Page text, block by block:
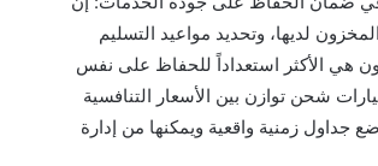
لديها، وتحديد مواعيد التسليم
هي الأكثر استعداداً للحفاظ على نفس
شحن توازن بين الأسعار التنافسية
جداول زمنية واقعية ويمكنها من إدارة